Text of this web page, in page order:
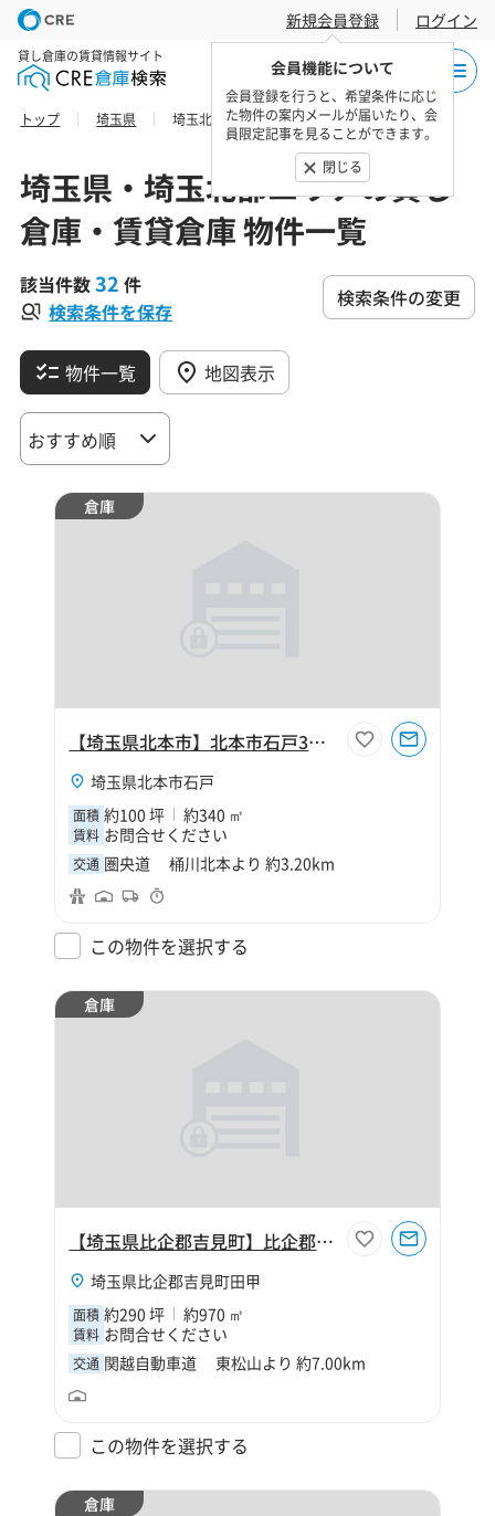
新規会員登録
会員機能について
会員登録を行うと、希望条件に応じ
た物件の案内メールが届いたり、会
員限定記事を見ることができます。
閉じる
ログイン
貸し倉庫の賃貸情報サイト
トップ 埼玉県 埼玉北部エリアの貸し倉庫・賃貸倉庫 物件一覧
埼玉県・埼玉北部エリアの貸し
倉庫・賃貸倉庫 物件一覧
該当件数32 件
検索条件を保存
検索条件の変更
物件一覧 地図表示
倉庫
【埼玉県北本市】北本市石戸3丁目100坪倉庫
埼玉県北本市石戸
面積 約100 坪 約340 ㎡
賃料 お問合せください
交通 圏央道 桶川北本より 約3.20km
この物件を選択する
倉庫
【埼玉県比企郡吉見町】比企郡吉見町田甲290坪倉庫
埼玉県比企郡吉見町田甲
面積 約290 坪 約970 ㎡
賃料 お問合せください
交通 関越自動車道 東松山より 約7.00km
この物件を選択する
倉庫